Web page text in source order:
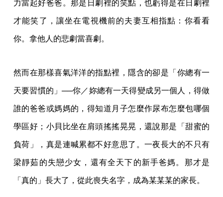
力當起好爸爸。那是日劇裡的笑點，也虧得是在日劇裡
才能笑了，讓坐在電視機前的夫妻互相指點：你看看
你。拿他人的悲劇當喜劇。
然而在那樣喜氣洋洋的指點裡，隱含的卻是「你總有一
天要習慣的」──你／妳總有一天得變成另一個人，得做
誰的爸爸或媽媽的，得知道月子怎麼作尿布怎麼包哪個
學區好；小貝比坐在肩頭搖搖晃晃，還說那是「甜蜜的
負荷」，真是連喊累都不好意思了。一夜長大的不只有
梁靜茹的失戀少女，還有全天下的新手爸媽。那才是
「真的」長大了，從此喪失名字，成為某某某的家長。